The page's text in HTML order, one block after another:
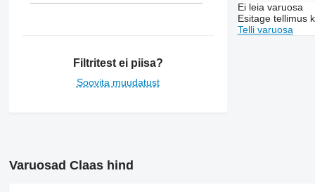
Filtritest ei piisa?
Soovita muudatust
Ei leia varuosa
Esitage tellimus
Telli varuosa
Varuosad Claas hind